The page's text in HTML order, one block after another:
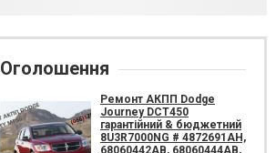
Оголошення
Ремонт АКПП Dodge
Journey DCT450
гарантійний & бюджетний
8U3R7000NG # 4872691AH,
68060442AB, 68060444AB,